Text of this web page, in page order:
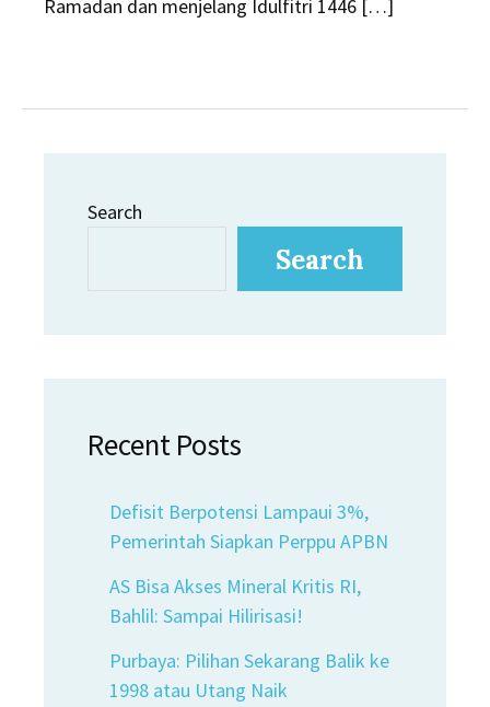
Ramadan dan menjelang Idulfitri 1446 […]
Search
Search
Recent Posts
Defisit Berpotensi Lampaui 3%,
Pemerintah Siapkan Perppu APBN
AS Bisa Akses Mineral Kritis RI,
Bahlil: Sampai Hilirisasi!
Purbaya: Pilihan Sekarang Balik ke
1998 atau Utang Naik